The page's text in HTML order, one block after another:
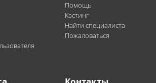
Помощь
Кастинг
Найти специалиста
Пожаловаться